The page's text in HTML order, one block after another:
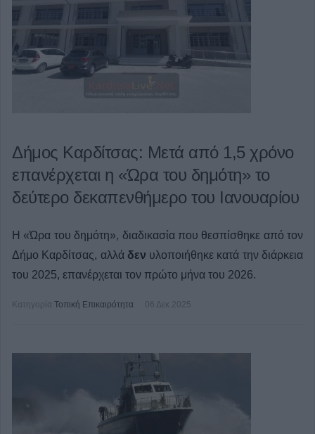
Δήμος Καρδίτσας: Μετά από 1,5 χρόνο
επανέρχεται η «Ώρα του δημότη» το
δεύτερο δεκαπενθήμερο του Ιανουαρίου
Η «Ώρα του δημότη», διαδικασία που θεσπίσθηκε από τον
Δήμο Καρδίτσας, αλλά δεν υλοποιήθηκε κατά την διάρκεια
του 2025, επανέρχεται τον πρώτο μήνα του 2026.
Κατηγορία Τοπική Επικαιρότητα 06 Δεκ 2025